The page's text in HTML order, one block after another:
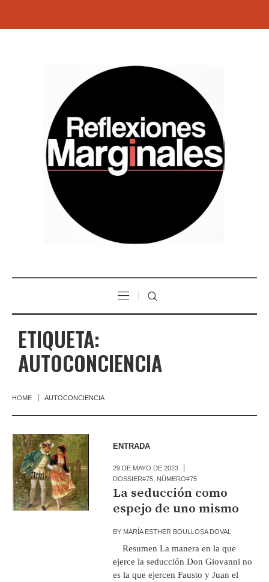
ETIQUETA:
AUTOCONCIENCIA
HOME AUTOCONCIENCIA
ENTRADA
29 DE MAYO DE 2023
DOSSIER#75 NÚMERO#75
La seducción como
espejo de uno mismo
BY MARÍA ESTHER BOULLOSA DOVAL
Resumen La manera en la que
ejerce la seducción Don Giovanni no
es la que ejercen Fausto y Juan el